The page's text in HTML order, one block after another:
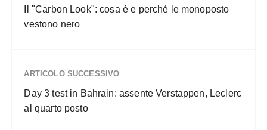
Il "Carbon Look": cosa è e perché le monoposto
vestono nero
ARTICOLO SUCCESSIVO
Day 3 test in Bahrain: assente Verstappen, Leclerc
al quarto posto